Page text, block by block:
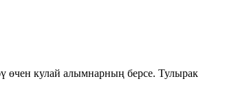
өчен кулай алымнарның берсе. Тулырак